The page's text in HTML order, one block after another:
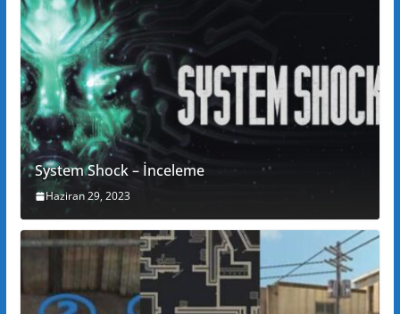
System Shock – İnceleme
Haziran 29, 2023